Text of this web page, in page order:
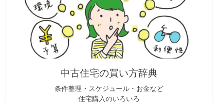
中古住宅の買い方辞典
条件整理・スケジュール・お金など
住宅購入のいろいろ